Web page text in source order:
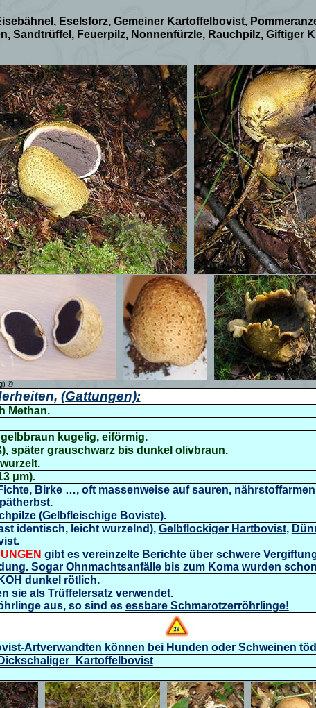
Eselsforz, Gemeiner Kartoffelbovist,
Sandtrüffel, Feuerpilz, Nonnenfürzle, Rauchpilz, Giftiger
©
(Gattungen):
Methan.
kugelig, eiförmig.
später grauschwarz bis dunkel olivbraun.
μm).
Birke …, oft massenweise auf sauren,
(Gelbfleischige Boviste).
identisch, leicht wurzelnd), Gelbflockiger Hartbovist,
.
gibt es vereinzelte Berichte über schwere
Sogar Ohnmachtsanfälle bis zum Koma wurden
dunkel rötlich.
sie als Trüffelersatz verwendet.
aus, so sind es essbare Schmarotzerröhrlinge!
Artverwandten können bei Hunden oder Schweinen